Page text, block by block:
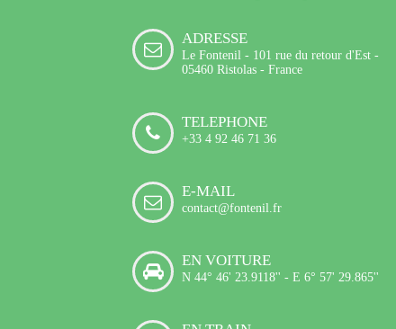
ADRESSE
Le Fontenil - 101 rue du retour d'Est -
05460 Ristolas - France
TELEPHONE
+33 4 92 46 71 36
E-MAIL
contact@fontenil.fr
EN VOITURE
N 44° 46' 23.9118'' - E 6° 57' 29.865''